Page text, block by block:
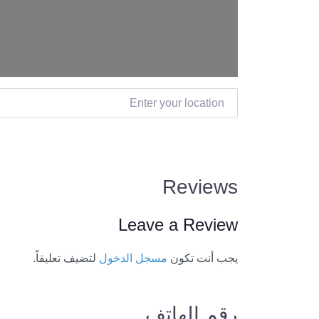
Enter your location
Reviews
Leave a Review
يجب أنت تكون مسجل الدخول لتضيف تعليقاً.
رقم الهاتف